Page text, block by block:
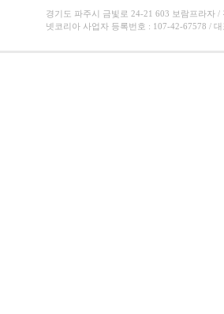
경기도 파주시 금빛로 24-21 603 보람프라자
넷코리아 사업자 등록번호 : 107-42-67578 /